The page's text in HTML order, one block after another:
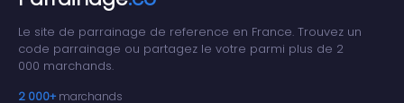
Le site de parrainage de reference en France. Trouvez un
code parrainage ou partagez le votre parmi plus de 2
000 marchands.
2 000+ marchands